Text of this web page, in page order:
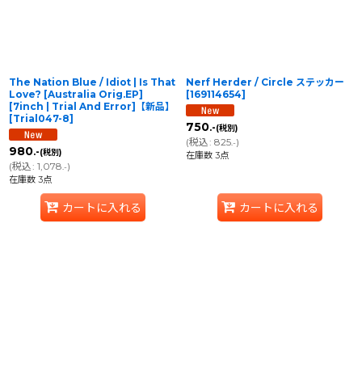
The Nation Blue / Idiot | Is That
Love? [Australia Orig.EP]
[7inch | Trial And Error]【新品】
[Trial047-8]
980.-(税別)
(税込: 1,078.-)
在庫数 3点
カートに入れる
Nerf Herder / Circle ステッカー
[169114654]
750.-(税別)
(税込: 825.-)
在庫数 3点
カートに入れる